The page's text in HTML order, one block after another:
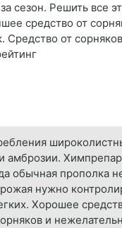
сезон. Решить все
средство от
от
амброзии.
обычная прополка
нужно
Хорошее
и